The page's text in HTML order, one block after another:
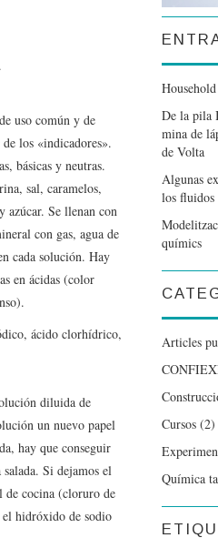
uso común y de
los «indicadores».
básicas y neutras.
sal, caramelos,
Se llenan con
con gas, agua de
cada solución. Hay
en ácidas (color
ácido clorhídrico,
diluida de
un nuevo papel
hay que conseguir
Si dejamos el
de cocina (cloruro de
hidróxido de sodio
De la pila
mina de
de Volta
Algunas
los fluidos
químics
Articles
Cursos (2)
Química